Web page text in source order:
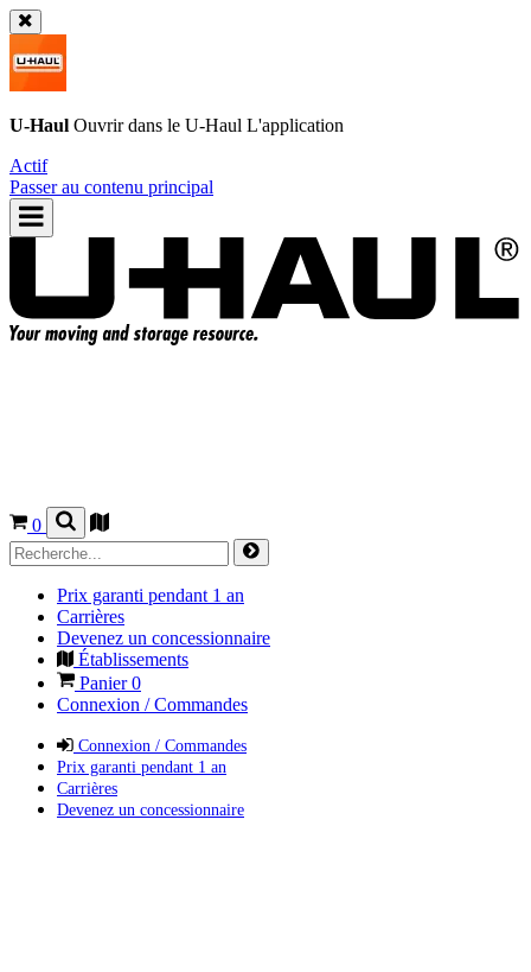
U-Haul Ouvrir dans le U-Haul L'application
Actif
Passer au contenu principal
0
Prix garanti pendant 1 an
Carrières
Devenez un concessionnaire
Établissements
Panier0
Connexion / Commandes
Connexion / Commandes
Prix garanti pendant 1 an
Carrières
Devenez un concessionnaire